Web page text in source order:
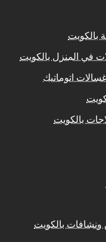
بالكويت
في المنزل بالكويت
اتوماتيك
بالكويت
ونشافات بالكويت